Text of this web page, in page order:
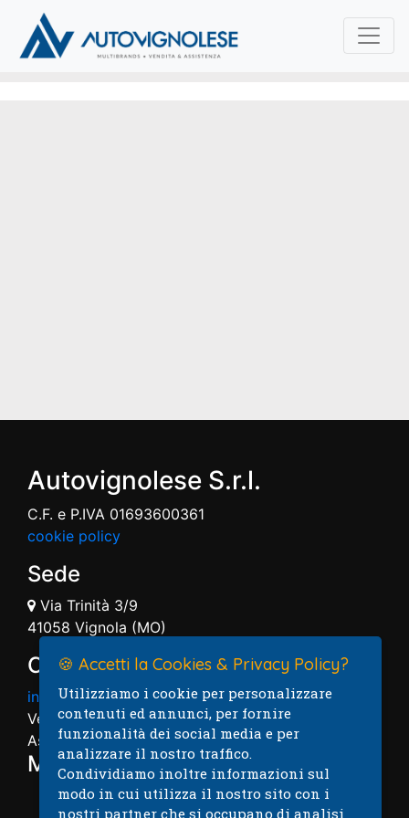
Autovignolese S.r.l.
C.F. e P.IVA 01693600361
cookie policy
Sede
Via Trinità 3/9
41058 Vignola (MO)
Contatti
info@autovignolese.it
Vendita: 059.7574004
Assistenza: 059.7574005
Mappa
🍪 Accetti la Cookies & Privacy Policy?
Utilizziamo i cookie per personalizzare
contenuti ed annunci, per fornire
funzionalità dei social media e per
analizzare il nostro traffico.
Condividiamo inoltre informazioni sul
modo in cui utilizza il nostro sito con i
nostri partner che si occupano di analisi